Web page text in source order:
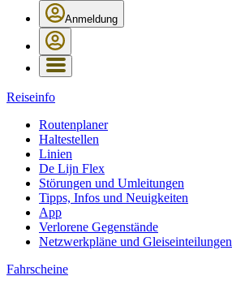
Anmeldung
Reiseinfo
Routenplaner
Haltestellen
Linien
De Lijn Flex
Störungen und Umleitungen
Tipps, Infos und Neuigkeiten
App
Verlorene Gegenstände
Netzwerkpläne und Gleiseinteilungen
Fahrscheine